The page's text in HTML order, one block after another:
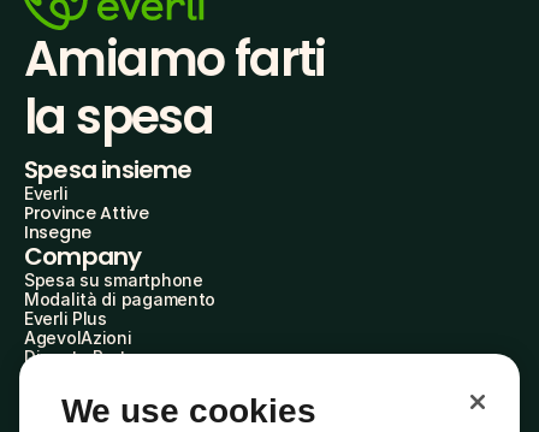
Amiamo farti
la spesa
Spesa insieme
Everli
Province Attive
Insegne
Company
Spesa su smartphone
Modalità di pagamento
Everli Plus
AgevolAzioni
Diventa Partner
Everli Shoppers
About Us
We use cookies